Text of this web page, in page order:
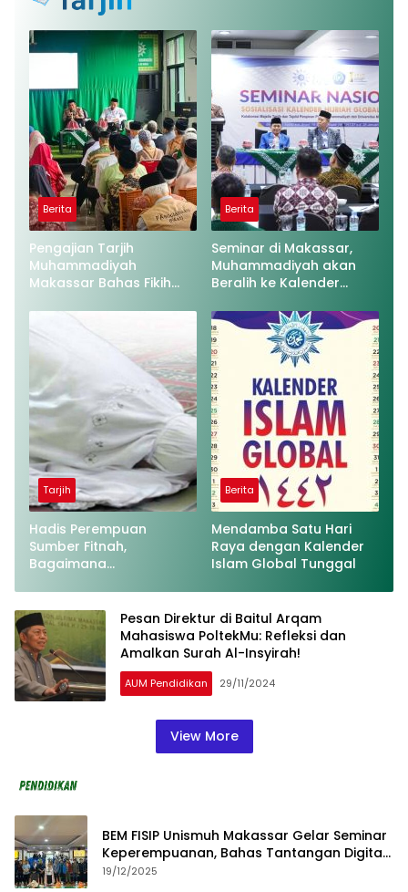
Berita
Pengajian Tarjih
Muhammadiyah
Makassar Bahas Fikih
Bertetangga
Berita
Seminar di Makassar,
Muhammadiyah akan
Beralih ke Kalender
Tarjih
Hadis Perempuan
Sumber Fitnah,
Bagaimana
Berita
Mendamba Satu Hari
Raya dengan Kalender
Islam Global Tunggal
Pesan Direktur di Baitul Arqam
Mahasiswa PoltekMu: Refleksi dan
Amalkan Surah Al-Insyirah!
AUM Pendidikan 29/11/2024
View More
BEM FISIP Unismuh Makassar Gelar Seminar
Keperempuanan, Bahas Tantangan Digital
dan Budaya Lokal
19/12/2025